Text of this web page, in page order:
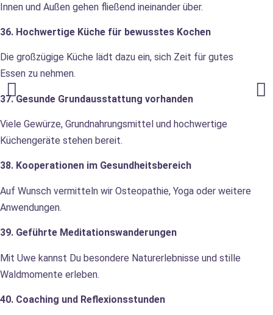
Innen und Außen gehen fließend ineinander über.
36. Hochwertige Küche für bewusstes Kochen
Die großzügige Küche lädt dazu ein, sich Zeit für gutes
Essen zu nehmen.
37. Gesunde Grundausstattung vorhanden
Viele Gewürze, Grundnahrungsmittel und hochwertige
Küchengeräte stehen bereit.
38. Kooperationen im Gesundheitsbereich
Auf Wunsch vermitteln wir Osteopathie, Yoga oder weitere
Anwendungen.
39. Geführte Meditationswanderungen
Mit Uwe kannst Du besondere Naturerlebnisse und stille
Waldmomente erleben.
40. Coaching und Reflexionsstunden